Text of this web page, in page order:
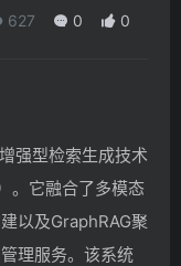
627 0 0
强型检索生成技术
。它融合了多模态
以及GraphRAG聚
理服务。该系统